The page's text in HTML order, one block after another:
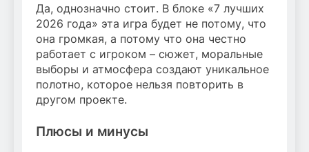
Да, однозначно стоит. В блоке «7 лучших
2026 года» эта игра будет не потому, что
она громкая, а потому что она честно
работает с игроком – сюжет, моральные
выборы и атмосфера создают уникальное
полотно, которое нельзя повторить в
другом проекте.
Плюсы и минусы